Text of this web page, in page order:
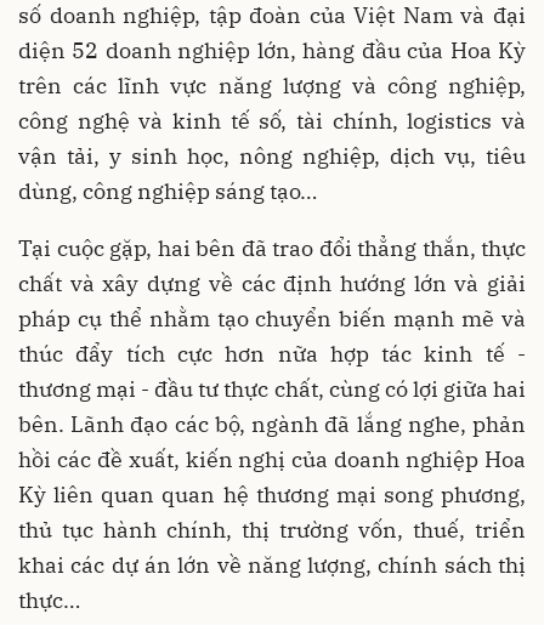
số doanh nghiệp, tập đoàn của Việt Nam và đại
diện 52 doanh nghiệp lớn, hàng đầu của Hoa Kỳ
trên các lĩnh vực năng lượng và công nghiệp,
công nghệ và kinh tế số, tài chính, logistics và
vận tải, y sinh học, nông nghiệp, dịch vụ, tiêu
dùng, công nghiệp sáng tạo…
Tại cuộc gặp, hai bên đã trao đổi thẳng thắn, thực
chất và xây dựng về các định hướng lớn và giải
pháp cụ thể nhằm tạo chuyển biến mạnh mẽ và
thúc đẩy tích cực hơn nữa hợp tác kinh tế -
thương mại - đầu tư thực chất, cùng có lợi giữa hai
bên. Lãnh đạo các bộ, ngành đã lắng nghe, phản
hồi các đề xuất, kiến nghị của doanh nghiệp Hoa
Kỳ liên quan quan hệ thương mại song phương,
thủ tục hành chính, thị trường vốn, thuế, triển
khai các dự án lớn về năng lượng, chính sách thị
thực…